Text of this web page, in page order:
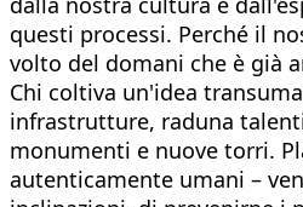
questi processi. Perché il
volto del domani che è già
Chi coltiva un'idea
infrastrutture, raduna
monumenti e nuove torri.
autenticamente umani –